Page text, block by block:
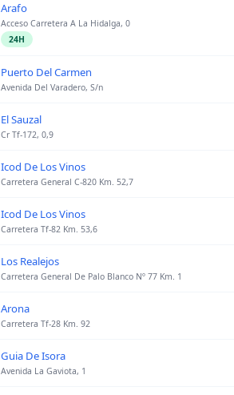
Arafo
Acceso Carretera A La Hidalga, 0
24H
Puerto Del Carmen
Avenida Del Varadero, S/n
El Sauzal
Cr Tf-172, 0,9
Icod De Los Vinos
Carretera General C-820 Km. 52,7
Icod De Los Vinos
Carretera Tf-82 Km. 53,6
Los Realejos
Carretera General De Palo Blanco Nº 77 Km. 1
Arona
Carretera Tf-28 Km. 92
Guia De Isora
Avenida La Gaviota, 1